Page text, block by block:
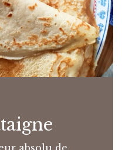
absolu de